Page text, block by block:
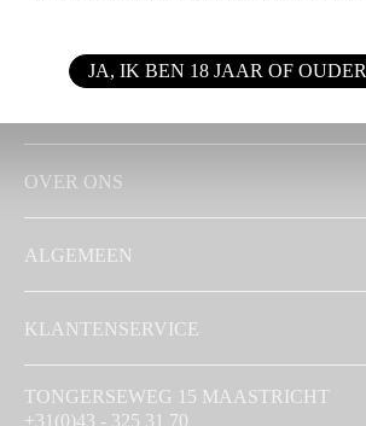
OVER ONS
ALGEMEEN
KLANTENSERVICE
TONGERSEWEG 15 MAASTRICHT
+31(0)43 - 325 31 70
JA, IK BEN 18 JAAR OF OUDER